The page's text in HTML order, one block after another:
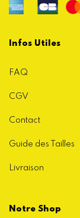
Infos Utiles
FAQ
CGV
Contact
Guide des Tailles
Livraison
Notre Shop